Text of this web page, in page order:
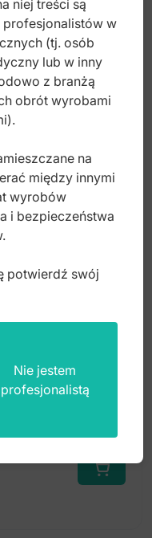
# 45 (100 szt.)
niej treści są
profesjonalistów w
(tj. osób
lub w inny
z branżą
obrót wyrobami
na
między innymi
wyrobów
i bezpieczeństwa
potwierdź swój
Nie jestem
profesjonalistą